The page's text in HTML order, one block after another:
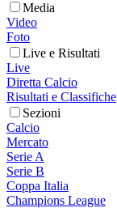
Media
Video
Foto
Live e Risultati
Live
Diretta Calcio
Risultati e Classifiche
Sezioni
Calcio
Mercato
Serie A
Serie B
Coppa Italia
Champions League